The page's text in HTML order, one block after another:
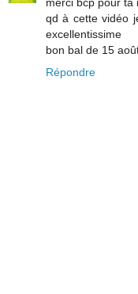
qd à cette vidéo
excellentissime
bon bal de 15
Répondre